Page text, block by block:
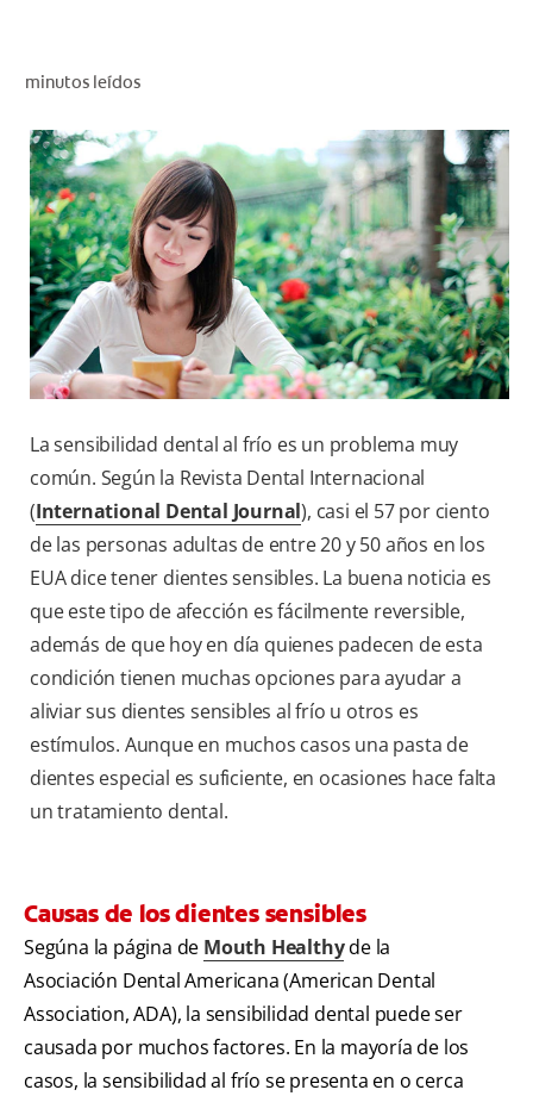
PROMOCIONES
NI (ES)
SUSCRÍBASE
minutos leídos
La sensibilidad dental al frío es un problema muy
común. Según la Revista Dental Internacional
(International Dental Journal), casi el 57 por ciento
de las personas adultas de entre 20 y 50 años en los
EUA dice tener dientes sensibles. La buena noticia es
que este tipo de afección es fácilmente reversible,
además de que hoy en día quienes padecen de esta
condición tienen muchas opciones para ayudar a
aliviar sus dientes sensibles al frío u otros es
estímulos. Aunque en muchos casos una pasta de
dientes especial es suficiente, en ocasiones hace falta
un tratamiento dental.
Causas de los dientes sensibles
Segúna la página de Mouth Healthyde la
Asociación Dental Americana (American Dental
Association, ADA), la sensibilidad dental puede ser
causada por muchos factores. En la mayoría de los
casos, la sensibilidad al frío se presenta en o cerca